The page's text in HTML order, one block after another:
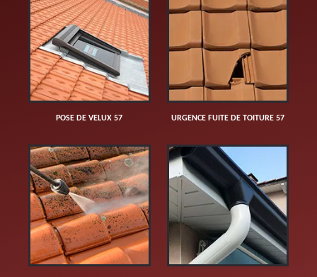
POSE DE VELUX 57 URGENCE FUITE DE TOITURE 57